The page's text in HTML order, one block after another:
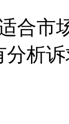
合市
分析